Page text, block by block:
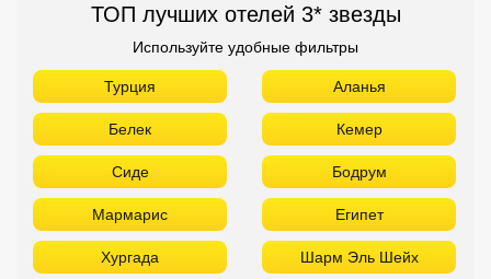
ТОП лучших отелей 3* звезды
Используйте удобные фильтры
Турция Аланья
Белек Кемер
Сиде Бодрум
Мармарис Египет
Хургада Шарм Эль Шейх